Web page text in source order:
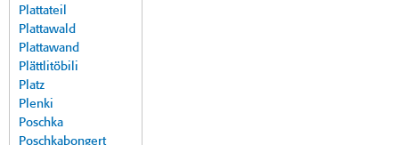
Plattateil
Plattawald
Plattawand
Plättlitöbili
Platz
Plenki
Poschka
Poschkabongert